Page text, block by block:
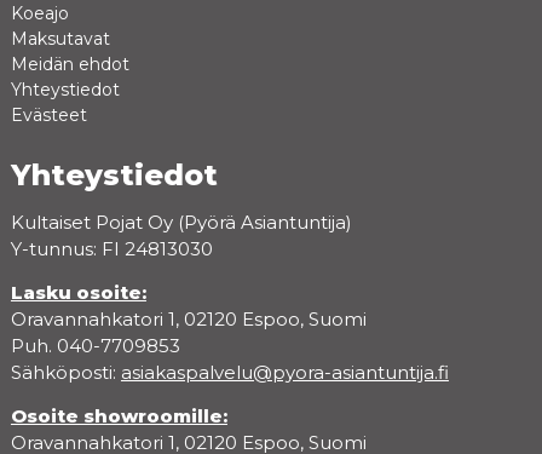
Koeajo
Maksutavat
Meidän ehdot
Yhteystiedot
Evästeet
Yhteystiedot
Kultaiset Pojat Oy (Pyörä Asiantuntija)
Y-tunnus: FI 24813030
Lasku osoite:
Oravannahkatori 1, 02120 Espoo, Suomi
Puh. 040-7709853
Sähköposti: asiakaspalvelu@pyora-asiantuntija.fi
Osoite showroomille:
Oravannahkatori 1, 02120 Espoo, Suomi